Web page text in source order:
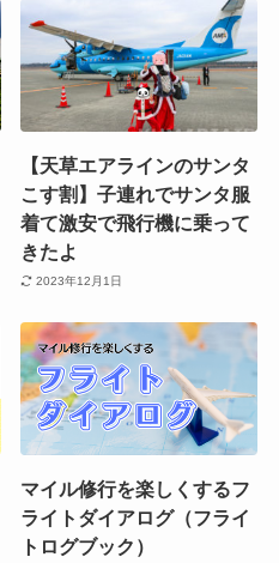
【天草エアラインのサンタ
こす割】子連れでサンタ服
着て激安で飛行機に乗って
きたよ
2023年12月1日
マイル修行を楽しくするフ
ライトダイアログ（フライ
トログブック）